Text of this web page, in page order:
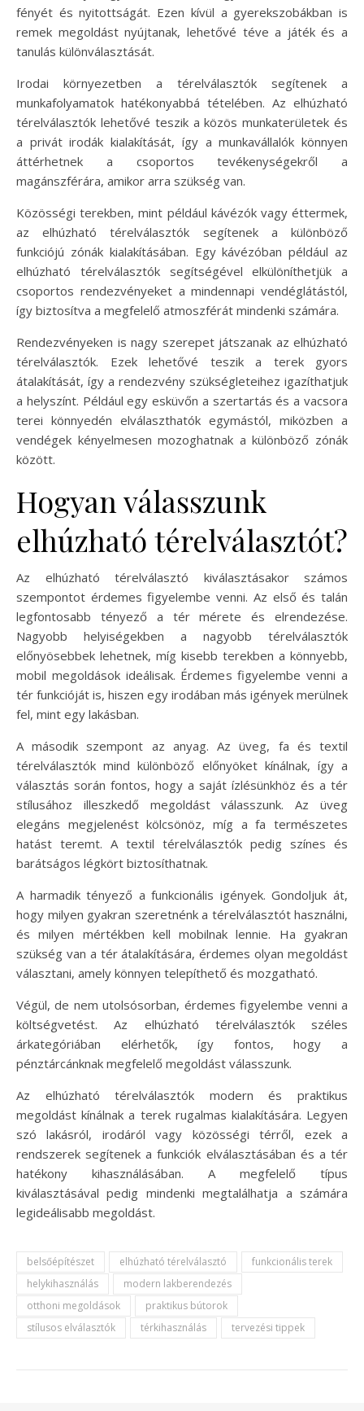
fényét és nyitottságát. Ezen kívül a gyerekszobákban is
remek megoldást nyújtanak, lehetővé téve a játék és a
tanulás különválasztását.
Irodai környezetben a térelválasztók segítenek a
munkafolyamatok hatékonyabbá tételében. Az elhúzható
térelválasztók lehetővé teszik a közös munkaterületek és
a privát irodák kialakítását, így a munkavállalók könnyen
áttérhetnek a csoportos tevékenységekről a
magánszférára, amikor arra szükség van.
Közösségi terekben, mint például kávézók vagy éttermek,
az elhúzható térelválasztók segítenek a különböző
funkciójú zónák kialakításában. Egy kávézóban például az
elhúzható térelválasztók segítségével elkülöníthetjük a
csoportos rendezvényeket a mindennapi vendéglátástól,
így biztosítva a megfelelő atmoszférát mindenki számára.
Rendezvényeken is nagy szerepet játszanak az elhúzható
térelválasztók. Ezek lehetővé teszik a terek gyors
átalakítását, így a rendezvény szükségleteihez igazíthatjuk
a helyszínt. Például egy esküvőn a szertartás és a vacsora
terei könnyedén elválaszthatók egymástól, miközben a
vendégek kényelmesen mozoghatnak a különböző zónák
között.
Hogyan válasszunk
elhúzható térelválasztót?
Az elhúzható térelválasztó kiválasztásakor számos
szempontot érdemes figyelembe venni. Az első és talán
legfontosabb tényező a tér mérete és elrendezése.
Nagyobb helyiségekben a nagyobb térelválasztók
előnyösebbek lehetnek, míg kisebb terekben a könnyebb,
mobil megoldások ideálisak. Érdemes figyelembe venni a
tér funkcióját is, hiszen egy irodában más igények merülnek
fel, mint egy lakásban.
A második szempont az anyag. Az üveg, fa és textil
térelválasztók mind különböző előnyöket kínálnak, így a
választás során fontos, hogy a saját ízlésünkhöz és a tér
stílusához illeszkedő megoldást válasszunk. Az üveg
elegáns megjelenést kölcsönöz, míg a fa természetes
hatást teremt. A textil térelválasztók pedig színes és
barátságos légkört biztosíthatnak.
A harmadik tényező a funkcionális igények. Gondoljuk át,
hogy milyen gyakran szeretnénk a térelválasztót használni,
és milyen mértékben kell mobilnak lennie. Ha gyakran
szükség van a tér átalakítására, érdemes olyan megoldást
választani, amely könnyen telepíthető és mozgatható.
Végül, de nem utolsósorban, érdemes figyelembe venni a
költségvetést. Az elhúzható térelválasztók széles
árkategóriában elérhetők, így fontos, hogy a
pénztárcánknak megfelelő megoldást válasszunk.
Az elhúzható térelválasztók modern és praktikus
megoldást kínálnak a terek rugalmas kialakítására. Legyen
szó lakásról, irodáról vagy közösségi térről, ezek a
rendszerek segítenek a funkciók elválasztásában és a tér
hatékony kihasználásában. A megfelelő típus
kiválasztásával pedig mindenki megtalálhatja a számára
legideálisabb megoldást.
belsőépítészet elhúzható térelválasztó
funkcionális terek
helykihasználás
modern lakberendezés
otthoni megoldások
praktikus bútorok
stílusos elválasztók
térkihasználás tervezési tippek